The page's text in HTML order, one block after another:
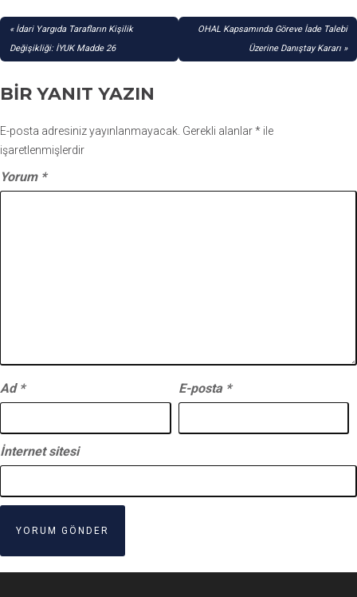
YAZI
GEZINMESI
İdari Yargıda Tarafların Kişilik
Değişikliği: İYUK Madde 26
OHAL Kapsamında Göreve İade Talebi
Üzerine Danıştay Kararı
BIR YANIT YAZIN
E-posta adresiniz yayınlanmayacak. Gerekli alanlar* ile
işaretlenmişlerdir
Yorum *
Ad * E-posta *
İnternet sitesi